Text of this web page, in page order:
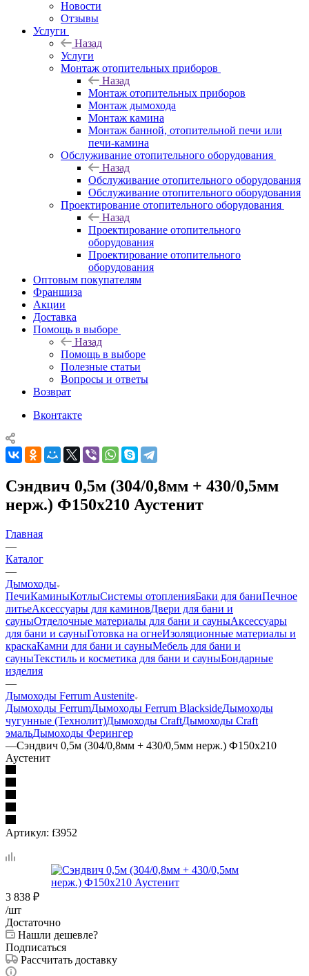
Новости
Отзывы
Услуги
Назад
Услуги
Монтаж отопительных приборов
Назад
Монтаж отопительных приборов
Монтаж дымохода
Монтаж камина
Монтаж банной, отопительной печи или
печи-камина
Обслуживание отопительного оборудования
Назад
Обслуживание отопительного оборудования
Обслуживание отопительного оборудования
Проектирование отопительного оборудования
Назад
Проектирование отопительного
оборудования
Проектирование отопительного
оборудования
Оптовым покупателям
Франшиза
Акции
Доставка
Помощь в выборе
Назад
Помощь в выборе
Полезные статьи
Вопросы и ответы
Возврат
Вконтакте
Сэндвич 0,5м (304/0,8мм + 430/0,5мм
нерж.) Ф150х210 Аустенит
Главная
—
Каталог
—
Дымоходы
ПечиКаминыКотлыСистемы отопленияБаки для баниПечное
литьеАксессуары для каминовДвери для бани и
сауныОтделочные материалы для бани и сауныАксессуары
для бани и сауныГотовка на огнеИзоляционные материалы и
краскаКамни для бани и сауныМебель для бани и
сауныТекстиль и косметика для бани и сауныБондарные
изделия
—
Дымоходы Ferrum Austenite
Дымоходы FerrumДымоходы Ferrum BlacksideДымоходы
чугунные (Технолит)Дымоходы CraftДымоходы Craft
эмальДымоходы Ферингер
—Сэндвич 0,5м (304/0,8мм + 430/0,5мм нерж.) Ф150х210
Аустенит
Артикул: f3952
3 838 ₽
/шт
Достаточно
Нашли дешевле?
Подписаться
Рассчитать доставку